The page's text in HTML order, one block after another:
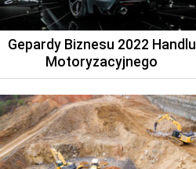
Gepardy Biznesu 2022 Handlu
Motoryzacyjnego